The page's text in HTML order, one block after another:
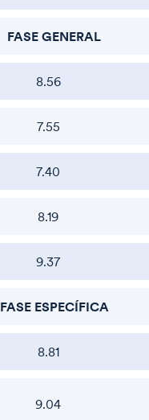
FASE GENERAL
8.56
7.55
7.40
8.19
9.37
FASE ESPECÍFICA
8.81
9.04